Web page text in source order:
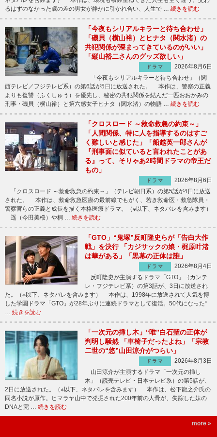
るはずのなかった歳の差の男女が静かに引かれ合い、人生で … 続きを読む
「今夜もシリアルキラーと待ち合わせ」
「磯貝（横山裕）とヒナタ（関水渚）の
共犯関係が深まってきているのがいい」
「縦山裕二さんのグッズ欲しい」
ドラマ
2026年8月6日
「今夜もシリアルキラーと待ち合わせ」（関
西テレビ／フジテレビ系）の第6話が5日に放送された。 本作は、警察の正義
よりも復讐（ふくしゅう）を優先し、秘密の共犯関係を結んだ一匹おおかみの
刑事・磯貝（横山裕）と第六感女子ヒナタ（関水渚）の物語 … 続きを読む
「クロスロード ～救命救急の約束～」
「人間関係、特に人を指導するのはすご
く難しいと感じた」「船越英一郎さんが
『刑事面に似ていると言われたことがあ
る』って、そりゃあ2時間ドラマの帝王だ
もの」
ドラマ
2026年8月6日
「クロスロード ～救命救急の約束～」（テレビ朝日系）の第5話が4日に放送
された。 本作は、救命救急医療の最前線でもがく、若き救命医・救急隊員・
警察官らの正義と成長を描く本格医療ドラマ。（※以下、ネタバレを含みます）
遥（今田美桜）や桐 … 続きを読む
「GTO」“鬼塚”反町隆史らが「告白大作
戦」を決行 「カジサックの娘・梶原叶渚
は華がある」「黒幕の正体は誰」
ドラマ
2026年8月4日
反町隆史が主演するドラマ「GTO」（カンテ
レ・フジテレビ系）の第3話が、3日に放送され
た。（※以下、ネタバレを含みます） 本作は、1998年に放送されて人気を博
した学園ドラマ「GTO」が28年ぶりに連続ドラマとして復活。50代になった“
… 続きを読む
「一次元の挿し木」“唯”白石聖の正体が
判明し騒然 「車椅子だったよね」「宗教
二世の“悠”山田涼介がつらい」
ドラマ
2026年8月3日
山田涼介が主演するドラマ「一次元の挿し
木」（読売テレビ・日本テレビ系）の第5話が、
2日に放送された。（※以下、ネタバレを含みます） 本作は、松下龍之介氏の
同名小説が原作。ヒマラヤ山中で発掘された200年前の人骨が、失踪した妹の
DNAと完 … 続きを読む
more »